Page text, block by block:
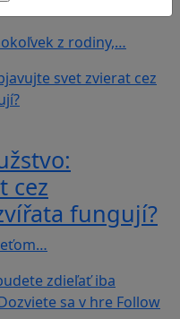
z rodiny,…
cez
fungují?